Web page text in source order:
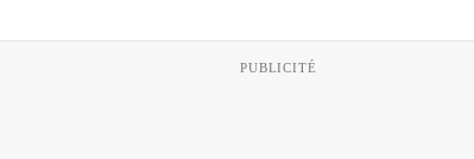
PUBLICITÉ